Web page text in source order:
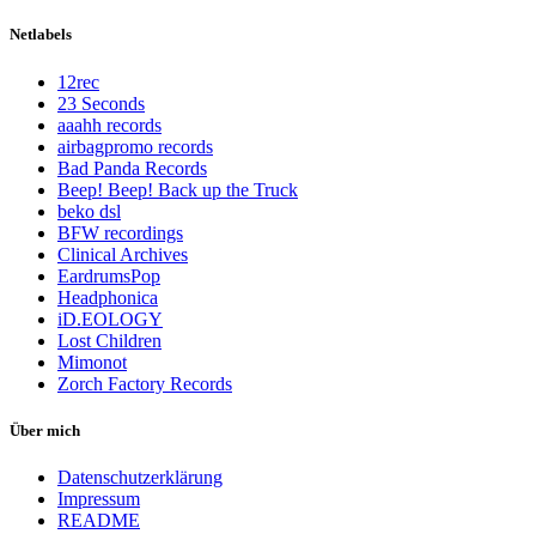
Netlabels
12rec
23 Seconds
aaahh records
airbagpromo records
Bad Panda Records
Beep! Beep! Back up the Truck
beko dsl
BFW recordings
Clinical Archives
EardrumsPop
Headphonica
iD.EOLOGY
Lost Children
Mimonot
Zorch Factory Records
Über mich
Datenschutzerklärung
Impressum
README